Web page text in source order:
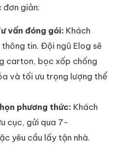
đơn giản:
vấn đóng gói: Khách
tin. Đội ngũ Elog sẽ
carton, bọc xốp chống
và tối ưu trọng lượng thể
phương thức: Khách
cục, gửi qua 7-
yêu cầu lấy tận nhà.